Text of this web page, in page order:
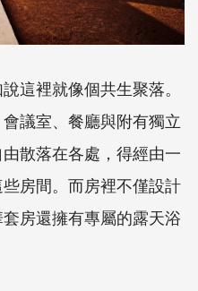
這裡就像個共生聚落。
議室、餐廳與附有獨立
散落在各處，得經由一
房間。而房裡不僅設計
房還擁有專屬的露天浴